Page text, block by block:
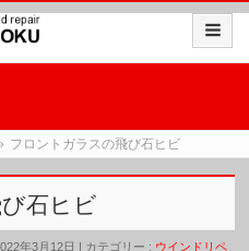
フロントガラスの飛び石ヒビ
石ヒビ
年3月12日 カテゴリー : ウインドリペ